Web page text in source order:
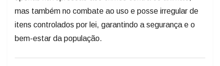
mas também no combate ao uso e posse irregular de
itens controlados por lei, garantindo a segurança e o
bem-estar da população.